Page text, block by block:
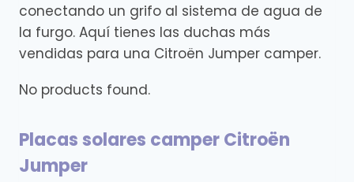
conectando un grifo al sistema de agua de
la furgo. Aquí tienes las duchas más
vendidas para una Citroën Jumper camper.
No products found.
Placas solares camper Citroën
Jumper